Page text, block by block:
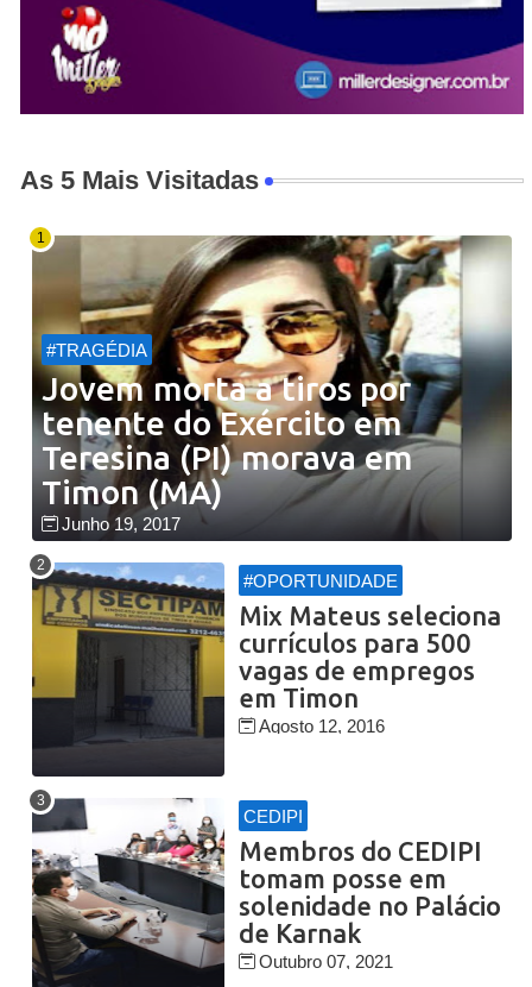
As 5 Mais Visitadas
#TRAGÉDIA
Jovem morta a tiros por
tenente do Exército em
Teresina (PI) morava em
Timon (MA)
Junho 19, 2017
#OPORTUNIDADE
Mix Mateus seleciona
currículos para 500
vagas de empregos
em Timon
Agosto 12, 2016
CEDIPI
Membros do CEDIPI
tomam posse em
solenidade no Palácio
de Karnak
Outubro 07, 2021